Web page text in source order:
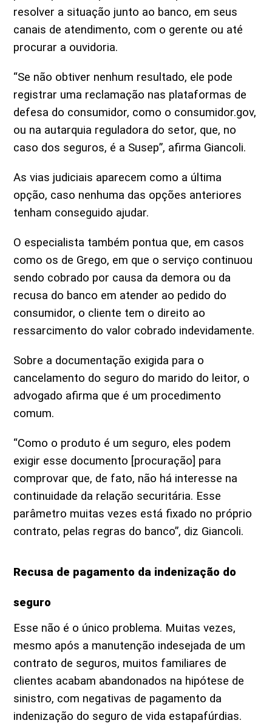
resolver a situação junto ao banco, em seus
canais de atendimento, com o gerente ou até
procurar a ouvidoria.
“Se não obtiver nenhum resultado, ele pode
registrar uma reclamação nas plataformas de
defesa do consumidor, como o consumidor.gov,
ou na autarquia reguladora do setor, que, no
caso dos seguros, é a Susep”, afirma Giancoli.
As vias judiciais aparecem como a última
opção, caso nenhuma das opções anteriores
tenham conseguido ajudar.
O especialista também pontua que, em casos
como os de Grego, em que o serviço continuou
sendo cobrado por causa da demora ou da
recusa do banco em atender ao pedido do
consumidor, o cliente tem o direito ao
ressarcimento do valor cobrado indevidamente.
Sobre a documentação exigida para o
cancelamento do seguro do marido do leitor, o
advogado afirma que é um procedimento
comum.
“Como o produto é um seguro, eles podem
exigir esse documento [procuração] para
comprovar que, de fato, não há interesse na
continuidade da relação securitária. Esse
parâmetro muitas vezes está fixado no próprio
contrato, pelas regras do banco”, diz Giancoli.
Recusa de pagamento da indenização do
seguro
Esse não é o único problema. Muitas vezes,
mesmo após a manutenção indesejada de um
contrato de seguros, muitos familiares de
clientes acabam abandonados na hipótese de
sinistro, com negativas de pagamento da
indenização do seguro de vida estapafúrdias.